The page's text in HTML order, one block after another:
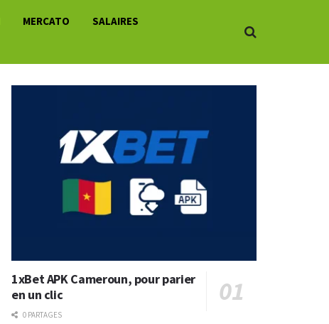
MERCATO
SALAIRES
1xBet APK Cameroun, pour parier
en un clic
0 PARTAGES